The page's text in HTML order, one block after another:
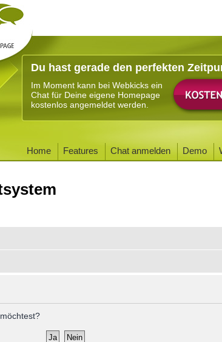
Du hast gerade den perfekten
Im Moment kann bei Webkicks ein
Chat für Deine eigene Homepage
kostenlos angemeldet werden.
Home Features Chat anmelden Demo